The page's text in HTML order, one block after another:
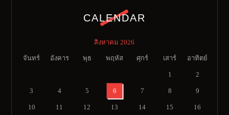
CALENDAR
สิงหาคม 2026
จันทร์ อังคาร พุธ พฤหัส ศุกร์ เสาร์ อาทิตย์
1 2
3 4 5 6 7 8 9
10 11 12 13 14 15 16